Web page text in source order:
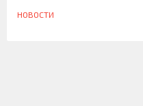
НОВОСТИ